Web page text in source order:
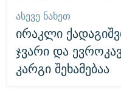
ᲐᲡᲔᲕᲔ ᲜᲐᲮᲔᲗ
ირაკლი
ჯვარი და
კარგი შეხამებაა